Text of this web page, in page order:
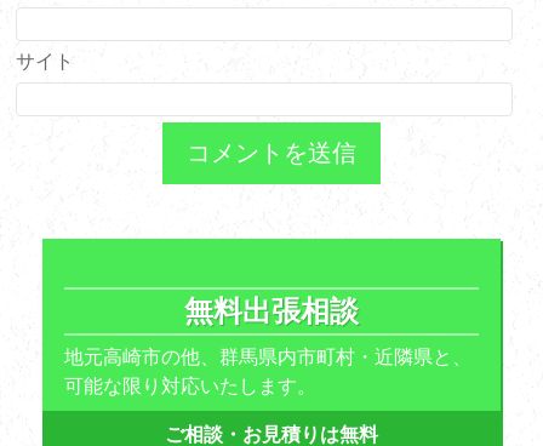
サイト
無料出張相談
地元高崎市の他、群馬県内市町村・近隣県と、
可能な限り対応いたします。
ご相談・お見積りは無料